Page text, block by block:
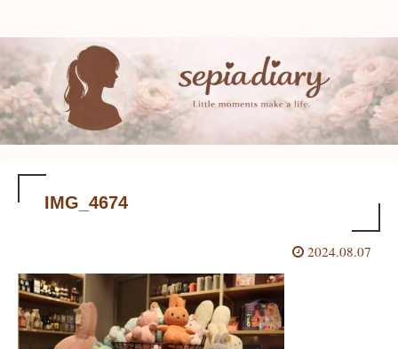
IMG_4674
2024.08.07